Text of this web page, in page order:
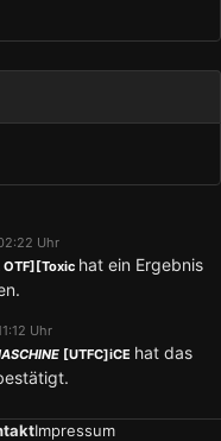
Uhr
OTF][Toxic hat ein Ergebnis
Uhr
[UTFC]iCE hat das
Impressum